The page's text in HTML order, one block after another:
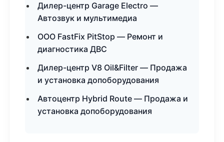
Дилер-центр Garage Electro —
Автозвук и мультимедиа
ООО FastFix PitStop — Ремонт и
диагностика ДВС
Дилер-центр V8 Oil&Filter — Продажа
и установка допоборудования
Автоцентр Hybrid Route — Продажа и
установка допоборудования